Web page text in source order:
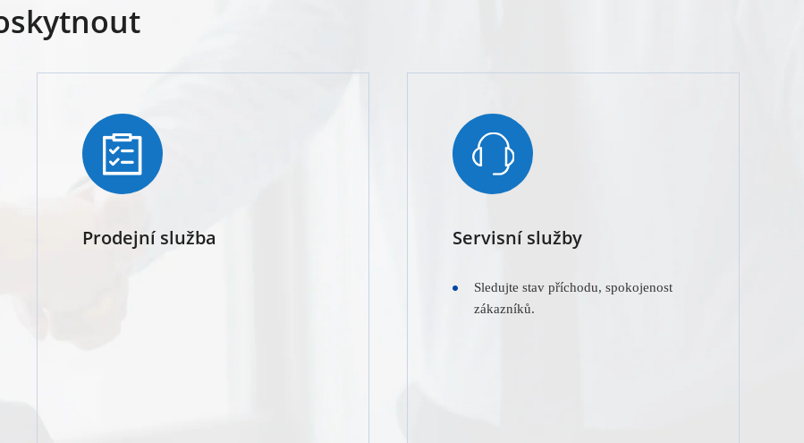
Prodejní služba Servisní služby
Sledujte stav příchodu, spokojenost
zákazníků.